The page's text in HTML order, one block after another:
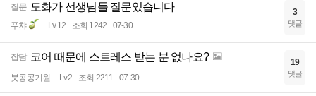
질문 도화가 선생님들 질문있습니다
푸챠 Lv.12 조회 1242 07-30
3
댓글
잡담 코어 때문에 스트레스 받는 분 없나요?
붓콩콩기원 Lv.2 조회 2211 07-30
19
댓글